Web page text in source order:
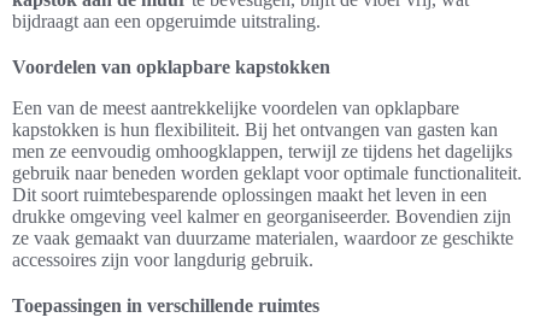
bijdraagt aan een opgeruimde uitstraling.
Voordelen van opklapbare kapstokken
Een van de meest aantrekkelijke voordelen van opklapbare
kapstokken is hun flexibiliteit. Bij het ontvangen van gasten kan
men ze eenvoudig omhoogklappen, terwijl ze tijdens het dagelijks
gebruik naar beneden worden geklapt voor optimale functionaliteit.
Dit soort ruimtebesparende oplossingen maakt het leven in een
drukke omgeving veel kalmer en georganiseerder. Bovendien zijn
ze vaak gemaakt van duurzame materialen, waardoor ze geschikte
accessoires zijn voor langdurig gebruik.
Toepassingen in verschillende ruimtes